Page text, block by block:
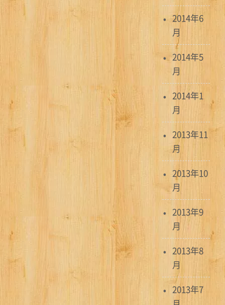
2014年6
月
2014年5
月
2014年1
月
2013年11
月
2013年10
月
2013年9
月
2013年8
月
2013年7